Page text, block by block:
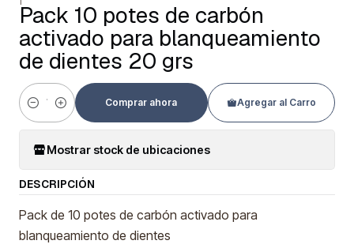
Pack 10 potes de carbón
activado para blanqueamiento
de dientes 20 grs
Cantidad
Agregar al Carro
Comprar ahora
Mostrar stock de ubicaciones
DESCRIPCIÓN
Pack de 10 potes de carbón activado para
blanqueamiento de dientes